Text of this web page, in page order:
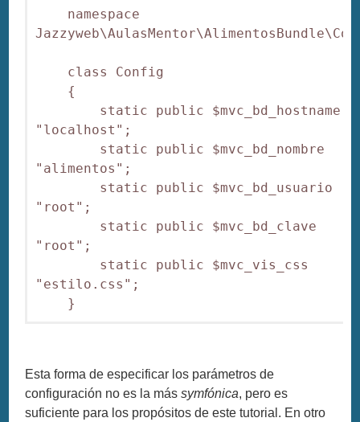
namespace
class Config
{
static public $mvc_bd_hostname =
"localhost";
static public $mvc_bd_nombre   =
"alimentos";
static public $mvc_bd_usuario  =
"root";
static public $mvc_bd_clave    =
"root";
static public $mvc_vis_css     =
"estilo.css";
}
Esta forma de especificar los parámetros de
configuración no es la mássymfónica, pero es
suficiente para los propósitos de este tutorial. En otro